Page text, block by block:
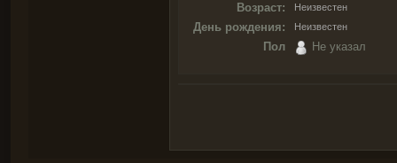
Возраст:
Неизвестен
День рождения: Неизвестен
Пол Не указал